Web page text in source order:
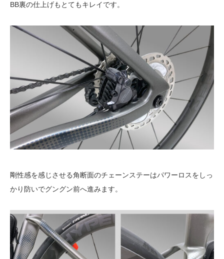
BB裏の仕上げもとてもキレイです。
剛性感を感じさせる角断面のチェーンステーはパワーロスをしっ
かり防いでグングン前へ進みます。